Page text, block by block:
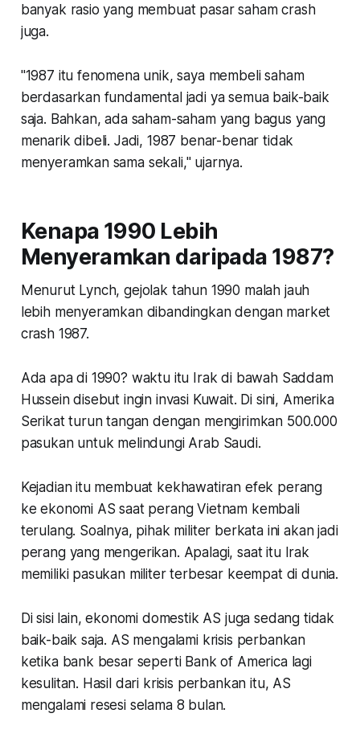
banyak rasio yang membuat pasar saham crash
juga.
"1987 itu fenomena unik, saya membeli saham
berdasarkan fundamental jadi ya semua baik-baik
saja. Bahkan, ada saham-saham yang bagus yang
menarik dibeli. Jadi, 1987 benar-benar tidak
menyeramkan sama sekali," ujarnya.
Kenapa 1990 Lebih
Menyeramkan daripada 1987?
Menurut Lynch, gejolak tahun 1990 malah jauh
lebih menyeramkan dibandingkan dengan market
crash 1987.
Ada apa di 1990? waktu itu Irak di bawah Saddam
Hussein disebut ingin invasi Kuwait. Di sini, Amerika
Serikat turun tangan dengan mengirimkan 500.000
pasukan untuk melindungi Arab Saudi.
Kejadian itu membuat kekhawatiran efek perang
ke ekonomi AS saat perang Vietnam kembali
terulang. Soalnya, pihak militer berkata ini akan jadi
perang yang mengerikan. Apalagi, saat itu Irak
memiliki pasukan militer terbesar keempat di dunia.
Di sisi lain, ekonomi domestik AS juga sedang tidak
baik-baik saja. AS mengalami krisis perbankan
ketika bank besar seperti Bank of America lagi
kesulitan. Hasil dari krisis perbankan itu, AS
mengalami resesi selama 8 bulan.